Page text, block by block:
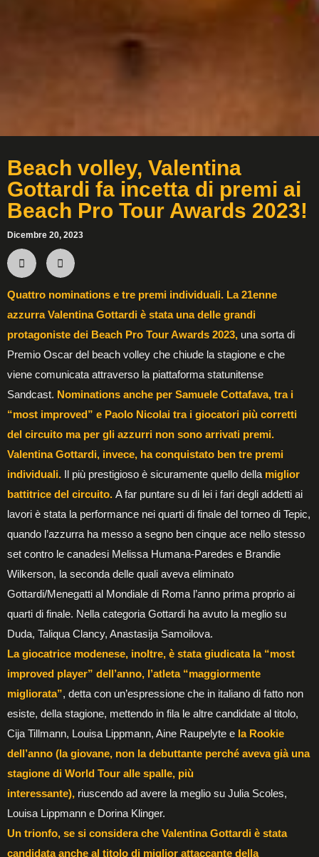
Beach volley, Valentina
Gottardi fa incetta di premi ai
Beach Pro Tour Awards 2023!
Dicembre 20, 2023
Quattro nominations e tre premi individuali. La 21enne
azzurra Valentina Gottardi è stata una delle grandi
protagoniste dei Beach Pro Tour Awards 2023, una sorta di
Premio Oscar del beach volley che chiude la stagione e che
viene comunicata attraverso la piattaforma statunitense
Sandcast. Nominations anche per Samuele Cottafava, tra i
“most improved” e Paolo Nicolai tra i giocatori più corretti
del circuito ma per gli azzurri non sono arrivati premi.
Valentina Gottardi, invece, ha conquistato ben tre premi
individuali. Il più prestigioso è sicuramente quello della miglior
battitrice del circuito. A far puntare su di lei i fari degli addetti ai
lavori è stata la performance nei quarti di finale del torneo di Tepic,
quando l’azzurra ha messo a segno ben cinque ace nello stesso
set contro le canadesi Melissa Humana-Paredes e Brandie
Wilkerson, la seconda delle quali aveva eliminato
Gottardi/Menegatti al Mondiale di Roma l’anno prima proprio ai
quarti di finale. Nella categoria Gottardi ha avuto la meglio su
Duda, Taliqua Clancy, Anastasija Samoilova.
La giocatrice modenese, inoltre, è stata giudicata la “most
improved player” dell’anno, l’atleta “maggiormente
migliorata”, detta con un’espressione che in italiano di fatto non
esiste, della stagione, mettendo in fila le altre candidate al titolo,
Cija Tillmann, Louisa Lippmann, Aine Raupelyte e la Rookie
dell’anno (la giovane, non la debuttante perché aveva già una
stagione di World Tour alle spalle, più
interessante), riuscendo ad avere la meglio su Julia Scoles,
Louisa Lippmann e Dorina Klinger.
Un trionfo, se si considera che Valentina Gottardi è stata
candidata anche al titolo di miglior attaccante della